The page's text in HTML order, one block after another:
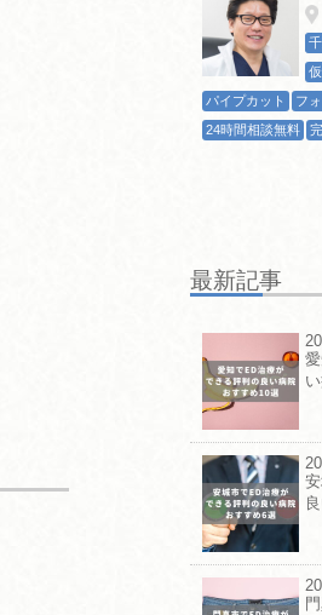
パイプカット
フ
24時間相談無料
最新記事